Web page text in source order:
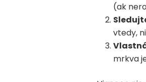
(ak
vtedy,
mrkva